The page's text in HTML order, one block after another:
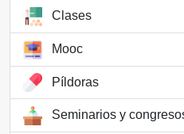
Clases
Mooc
Píldoras
Seminarios y